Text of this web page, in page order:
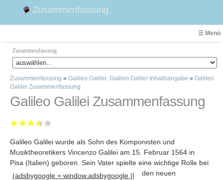
Zusammenfassung
☰ Menü
Zusammenfassung
Faust
Willhelm Tell
Effi Briest
Emilia Galotti
2. Weltkrieg
Weimarer Republik
Die Räuber
Zusammenfassung » Galileo Galilei. Galileo Galilei Inhaltsangabe » Galileo
Galilei Zusammenfassung
Galileo Galilei Zusammenfassung
Galileo Galilei wurde als Sohn des Komponisten und
Musiktheoretikers Vincenzo Galilei am 15. Februar 1564 in
Pisa (Italien) geboren
(adsbygoogle = window.adsbygoogle ||
. Sein Vater spielte eine wichtige Rolle bei
den neuen